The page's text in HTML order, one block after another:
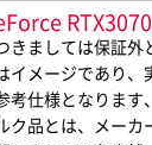
ましては保証外
メージであり、
仕様となります
品とは、メーカ